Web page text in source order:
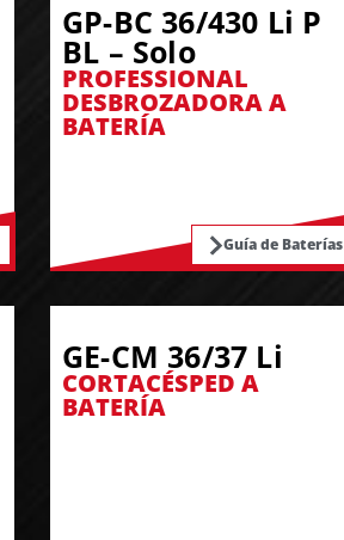
GP-BC 36/430 Li P
BL – Solo
PROFESSIONAL
DESBROZADORA A
BATERÍA
Guía de Baterías
GE-CM 36/37 Li
CORTACÉSPED A
BATERÍA